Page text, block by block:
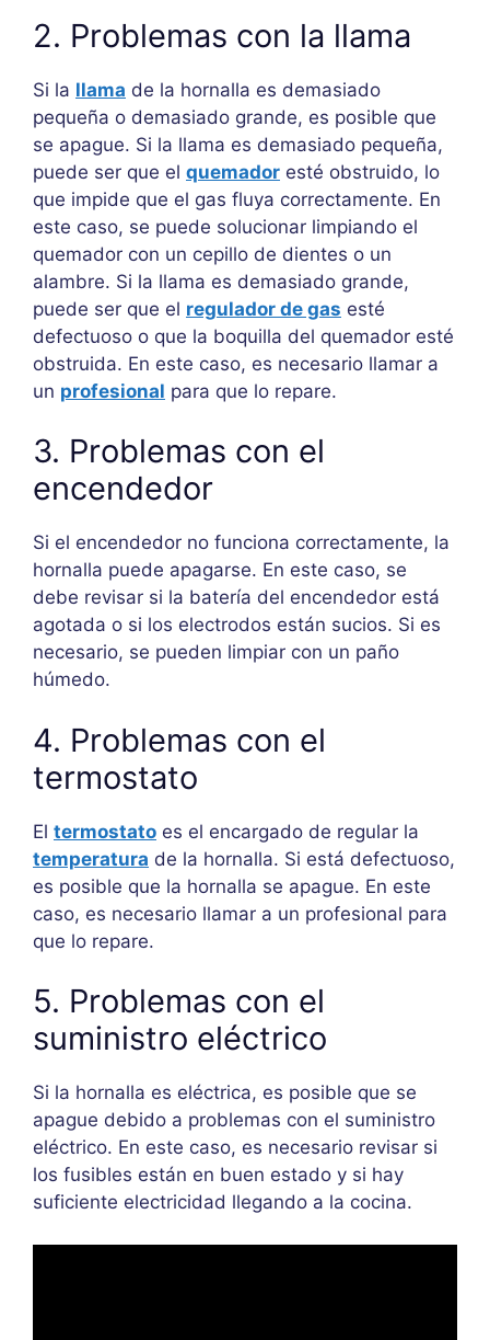
2. Problemas con la llama
Si la llama de la hornalla es demasiado
pequeña o demasiado grande, es posible que
se apague. Si la llama es demasiado pequeña,
puede ser que el quemador esté obstruido, lo
que impide que el gas fluya correctamente. En
este caso, se puede solucionar limpiando el
quemador con un cepillo de dientes o un
alambre. Si la llama es demasiado grande,
puede ser que el regulador de gas esté
defectuoso o que la boquilla del quemador esté
obstruida. En este caso, es necesario llamar a
un profesional para que lo repare.
3. Problemas con el
encendedor
Si el encendedor no funciona correctamente, la
hornalla puede apagarse. En este caso, se
debe revisar si la batería del encendedor está
agotada o si los electrodos están sucios. Si es
necesario, se pueden limpiar con un paño
húmedo.
4. Problemas con el
termostato
El termostato es el encargado de regular la
temperatura de la hornalla. Si está defectuoso,
es posible que la hornalla se apague. En este
caso, es necesario llamar a un profesional para
que lo repare.
5. Problemas con el
suministro eléctrico
Si la hornalla es eléctrica, es posible que se
apague debido a problemas con el suministro
eléctrico. En este caso, es necesario revisar si
los fusibles están en buen estado y si hay
suficiente electricidad llegando a la cocina.